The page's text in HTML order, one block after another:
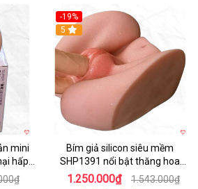
mini
hấp
-19%
Hot
5
Bím giả silicon siêu mềm
SHP1391 nổi bật thăng hoa
hoàn hảo
1.250.000₫ 1.543.000₫